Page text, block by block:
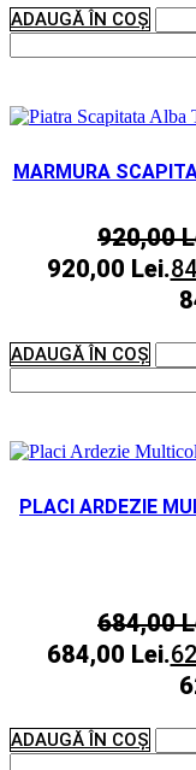
ADAUGĂ ÎN COȘ
MARMURA
920,00
920,00 Lei.
ADAUGĂ ÎN COȘ
PLACI ARDEZIE
684,00
684,00 Lei.
ADAUGĂ ÎN COȘ